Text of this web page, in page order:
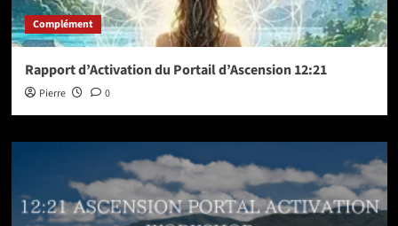
Complément
Rapport d’Activation du Portail d’Ascension 12:21
Pierre 0